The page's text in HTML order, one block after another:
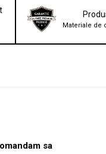
Materiale de
sa